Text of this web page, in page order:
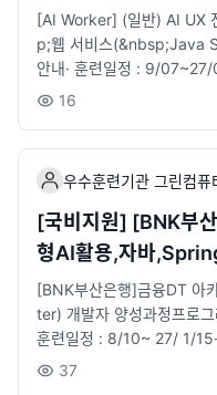
발 인재 양성​· ​ 선도기업 수
럼· ​ 선도기업 실제 문제해
금융지식 &nbsp;교육 및 현
생성형 AI활용으로 고급기
p;&nbsp;&nbsp;&lt;상담
다.■ 접수 : 바로가기​
[AI Worker] (일반) AI UX
p;웹 서비스(&nbsp;Java
안내​· ​훈련일정 : 9/
p; 09:00~18:00​· 모집정
(특정계층) 훈련비 전액
bsp; &nbsp; &nbsp;· ​훈련
훈련 월 최대 20만원. 산대
수당 : 국취1유형-월 최대
취업지원 서비스 제공 (진로
참여 기업 취업 연계 등)※​
정의 ′스마트기기에 적용
즈를 분석하여 정보설계, UI
의 핵심 목표 중 하나로 설
블릿·스마트기기 등 다양
16
우수훈련기관 그린컴퓨
[국비지원] [BNK부
형AI활용,자바
[BNK부산은행]금융DT 아
ter) 개발자 양성과정프로
훈련일정 : 8/10~ 27/ 1/
00· 모집정원: 30명
37